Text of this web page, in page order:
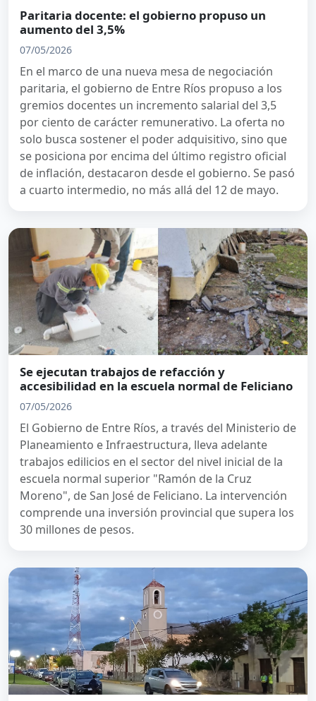
Paritaria docente: el gobierno propuso un
aumento del 3,5%
07/05/2026
En el marco de una nueva mesa de negociación
paritaria, el gobierno de Entre Ríos propuso a los
gremios docentes un incremento salarial del 3,5
por ciento de carácter remunerativo. La oferta no
solo busca sostener el poder adquisitivo, sino que
se posiciona por encima del último registro oficial
de inflación, destacaron desde el gobierno. Se pasó
a cuarto intermedio, no más allá del 12 de mayo.
Se ejecutan trabajos de refacción y
accesibilidad en la escuela normal de Feliciano
07/05/2026
El Gobierno de Entre Ríos, a través del Ministerio de
Planeamiento e Infraestructura, lleva adelante
trabajos edilicios en el sector del nivel inicial de la
escuela normal superior "Ramón de la Cruz
Moreno", de San José de Feliciano. La intervención
comprende una inversión provincial que supera los
30 millones de pesos.